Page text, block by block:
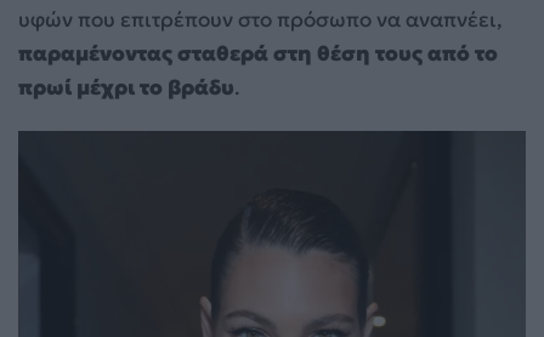
υφών που επιτρέπουν στο πρόσωπο να αναπνέει,
παραμένοντας σταθερά στη θέση τους από το
πρωί μέχρι το βράδυ.